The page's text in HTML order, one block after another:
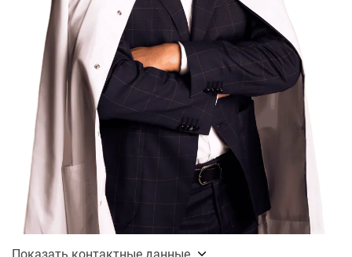
Показать контактные данные